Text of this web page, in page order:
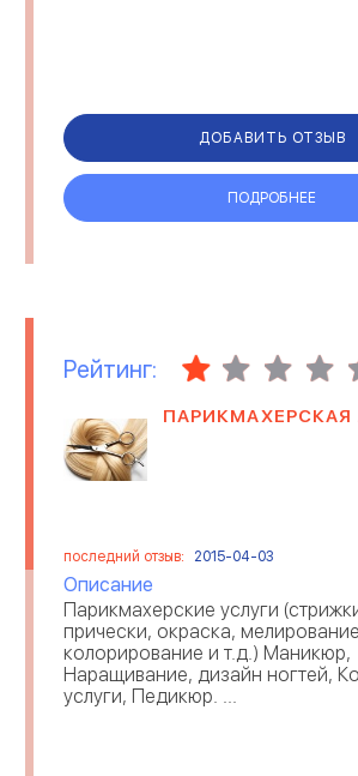
ДОБАВИТЬ ОТЗЫВ
ПОДРОБНЕЕ
Рейтинг:
ПАРИКМАХЕРСКАЯ
последний отзыв: 2015-04-03
Описание
Парикмахерские услуги
прически, окраска,
колорирование и т.д.) Маникюр,
Наращивание, дизайн ногтей,
услуги, Педикюр. ...